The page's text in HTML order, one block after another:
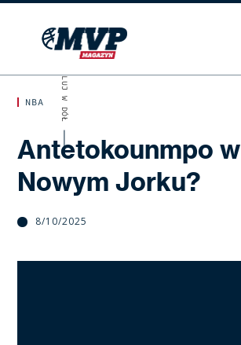
NBA
Antetokounmpo w
Nowym Jorku?
8/10/2025
SKROLUJ W DÓŁ